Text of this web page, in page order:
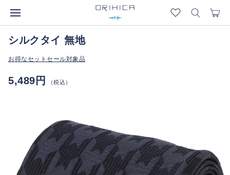
シルクタイ 無地
お得なセットセール対象品
5,489円 （税込）